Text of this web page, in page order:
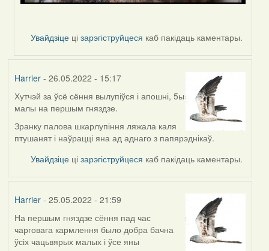
Увайдзіце цізарэгіструйцеся каб пакідаць каментары.
Harrier- 26.05.2022 - 15:17
Хутчэй за ўсё сёння вылупіўся і апошні, 5ы
малы на першым гняздзе.
Зранку палова шкарлупіння ляжала каля
птушанят і наўрацці яна ад аднаго з папярэднікаў.
Увайдзіце цізарэгіструйцеся каб пакідаць каментары.
Harrier- 25.05.2022 - 21:59
На першым гняздзе сёння пад час
чарговага кармлення было добра бачна
ўсіх чацьвярых малых і ўсе яны